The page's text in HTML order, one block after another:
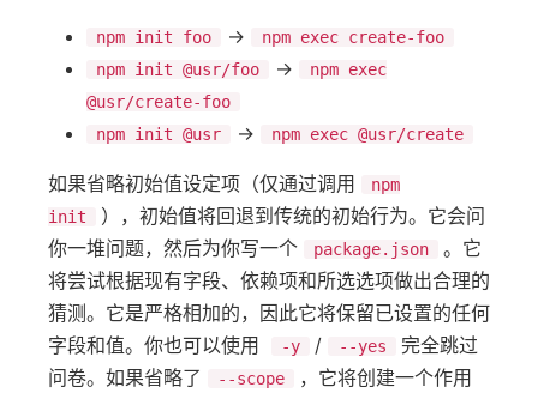
npm init foo ->
npm exec create-foo
npm init @usr/foo
->
npm exec
@usr/create-foo
npm init @usr
-> npm exec @usr/create
如果省略初始值设定项（仅通过调用
npm
init
），初始值将回退到传统的初始行为。它会问
你一堆问题，然后为你写一个
package.json
。它
将尝试根据现有字段、依赖项和所选选项做出合理的
猜测。它是严格相加的，因此它将保留已设置的任何
字段和值。你也可以使用
-y / --yes
完全跳过
问卷。如果省略了
--scope
，它将创建一个作用